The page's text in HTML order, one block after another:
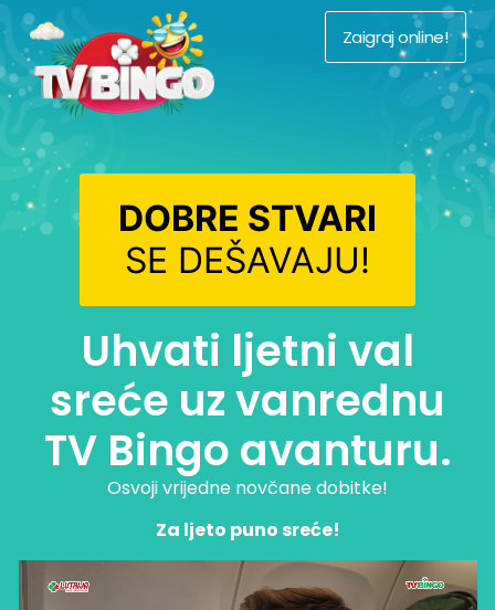
Zaigraj online!
DOBRE STVARI
SE DEŠAVAJU!
Uhvati ljetni val
sreće uz vanrednu
TV Bingo avanturu.
Osvoji vrijedne novčane dobitke!
Za ljeto puno sreće!